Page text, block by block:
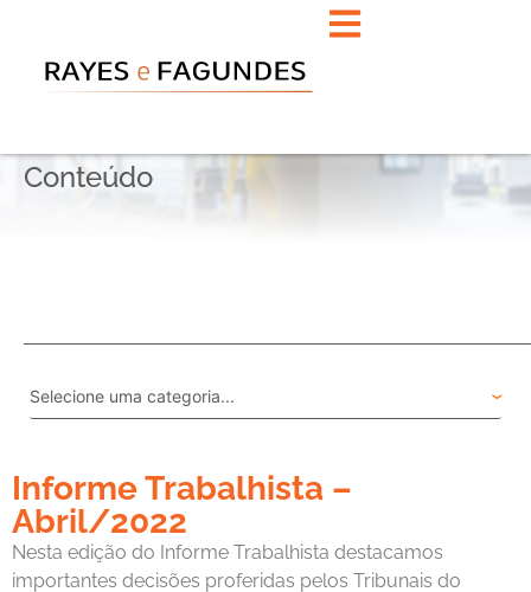
Conteúdo
Informe Trabalhista –
Abril/2022
Nesta edição do Informe Trabalhista destacamos
importantes decisões proferidas pelos Tribunais do